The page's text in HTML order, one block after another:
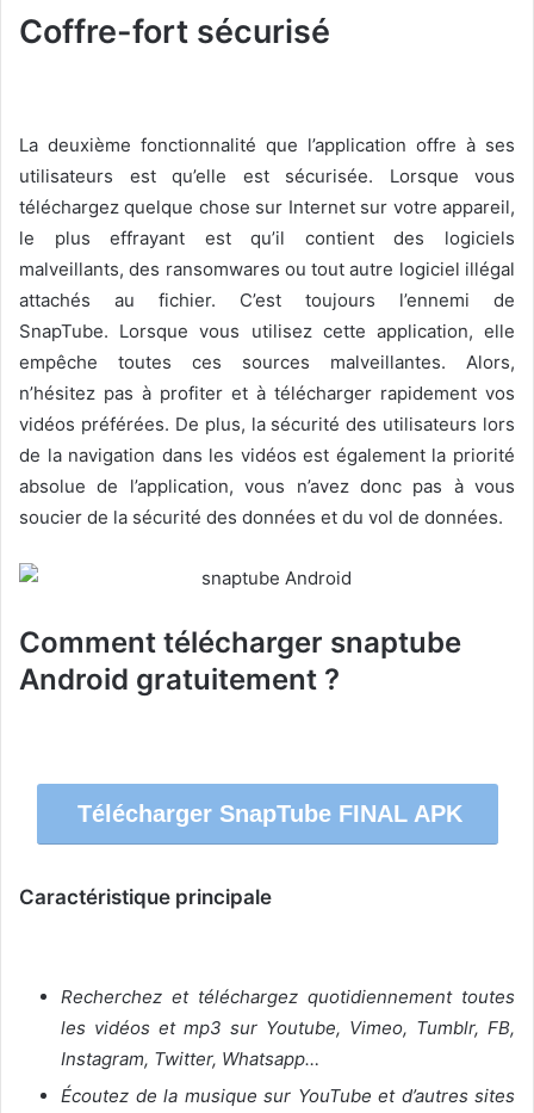
Coffre-fort sécurisé
La deuxième fonctionnalité que l’application offre à ses
utilisateurs est qu’elle est sécurisée. Lorsque vous
téléchargez quelque chose sur Internet sur votre appareil,
le plus effrayant est qu’il contient des logiciels
malveillants, des ransomwares ou tout autre logiciel illégal
attachés au fichier. C’est toujours l’ennemi de
SnapTube. Lorsque vous utilisez cette application, elle
empêche toutes ces sources malveillantes. Alors,
n’hésitez pas à profiter et à télécharger rapidement vos
vidéos préférées. De plus, la sécurité des utilisateurs lors
de la navigation dans les vidéos est également la priorité
absolue de l’application, vous n’avez donc pas à vous
soucier de la sécurité des données et du vol de données.
Comment télécharger snaptube
Android gratuitement ?
Télécharger SnapTube FINAL APK
Caractéristique principale
Recherchez et téléchargez quotidiennement toutes
les vidéos et mp3 sur Youtube, Vimeo, Tumblr, FB,
Instagram, Twitter, Whatsapp…
Écoutez de la musique sur YouTube et d’autres sites